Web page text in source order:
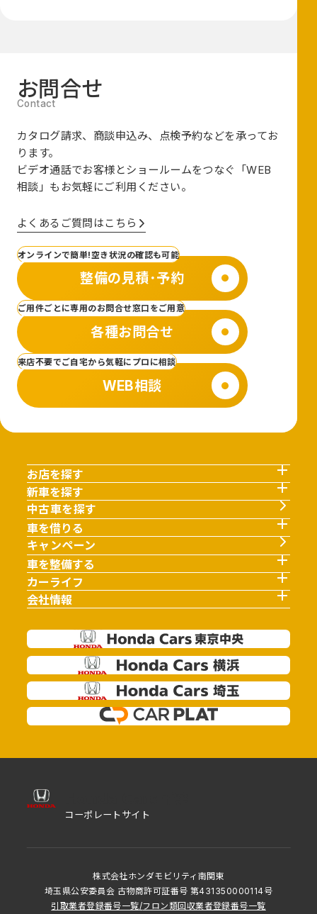
お問合せ
カタログ請求、商談申込み、点検予約などを承ってお
ります。
ビデオ通話でお客様とショールームをつなぐ
「WEB
相談」も お気軽にご利用ください。
よくあるご質問はこちら
オンラインで簡単!空き状況の確認も可能
整備の見積･予約
ご用件ごとに専用のお問合せ窓口をご用意
各種お問合せ
来店不要でご自宅から気軽にプロに相談
WEB相談
お店を探す
新車を探す
中古車を探す
車を借りる
キャンペーン
車を整備する
カーライフ
会社情報
コーポレートサイト
株式会社ホンダモビリティ南関東
埼玉県公安委員会 古物商許可証番号 第431350000114号
引取業者登録番号一覧/フロン類回収業者登録番号一覧